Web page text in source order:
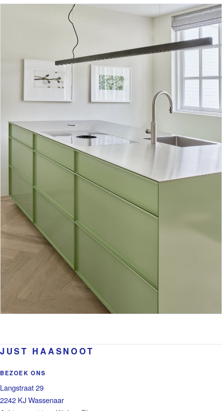
JUST HAASNOOT
BEZOEK ONS
Langstraat 29
2242 KJ Wassenaar